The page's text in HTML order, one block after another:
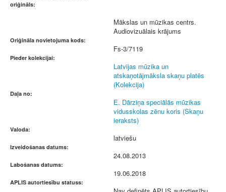
oriģināls:
Mākslas un mūzikas centrs.
Audiovizuālais krājums
Oriģināla novietojuma kods:
Fs-3/7119
Pieder kolekcijai:
Latvijas mūzika un
atskaņotājmāksla skaņu platēs
(Kolekcija)
Daļa no:
E. Dārziņa speciālās mūzikas
vidusskolas zēnu koris (Skaņu
ieraksts)
Valoda:
latviešu
Izveidošanas datums:
24.08.2013
Labošanas datums:
19.06.2018
APLIS autortiesību statuss: